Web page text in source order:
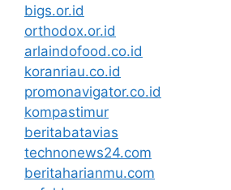
bigs.or.id
orthodox.or.id
arlaindofood.co.id
koranriau.co.id
promonavigator.co.id
kompastimur
beritabatavias
technonews24.com
beritaharianmu.com